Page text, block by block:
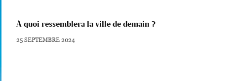
À quoi ressemblera la ville de demain ?
25 SEPTEMBRE 2024